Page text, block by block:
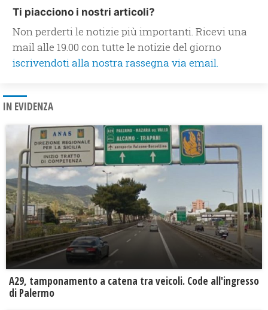
Ti piacciono i nostri articoli?
Non perderti le notizie più importanti. Ricevi una
mail alle 19.00 con tutte le notizie del giorno
iscrivendoti alla nostra rassegna via email.
IN EVIDENZA
A29, tamponamento a catena tra veicoli. Code all'ingresso
di Palermo